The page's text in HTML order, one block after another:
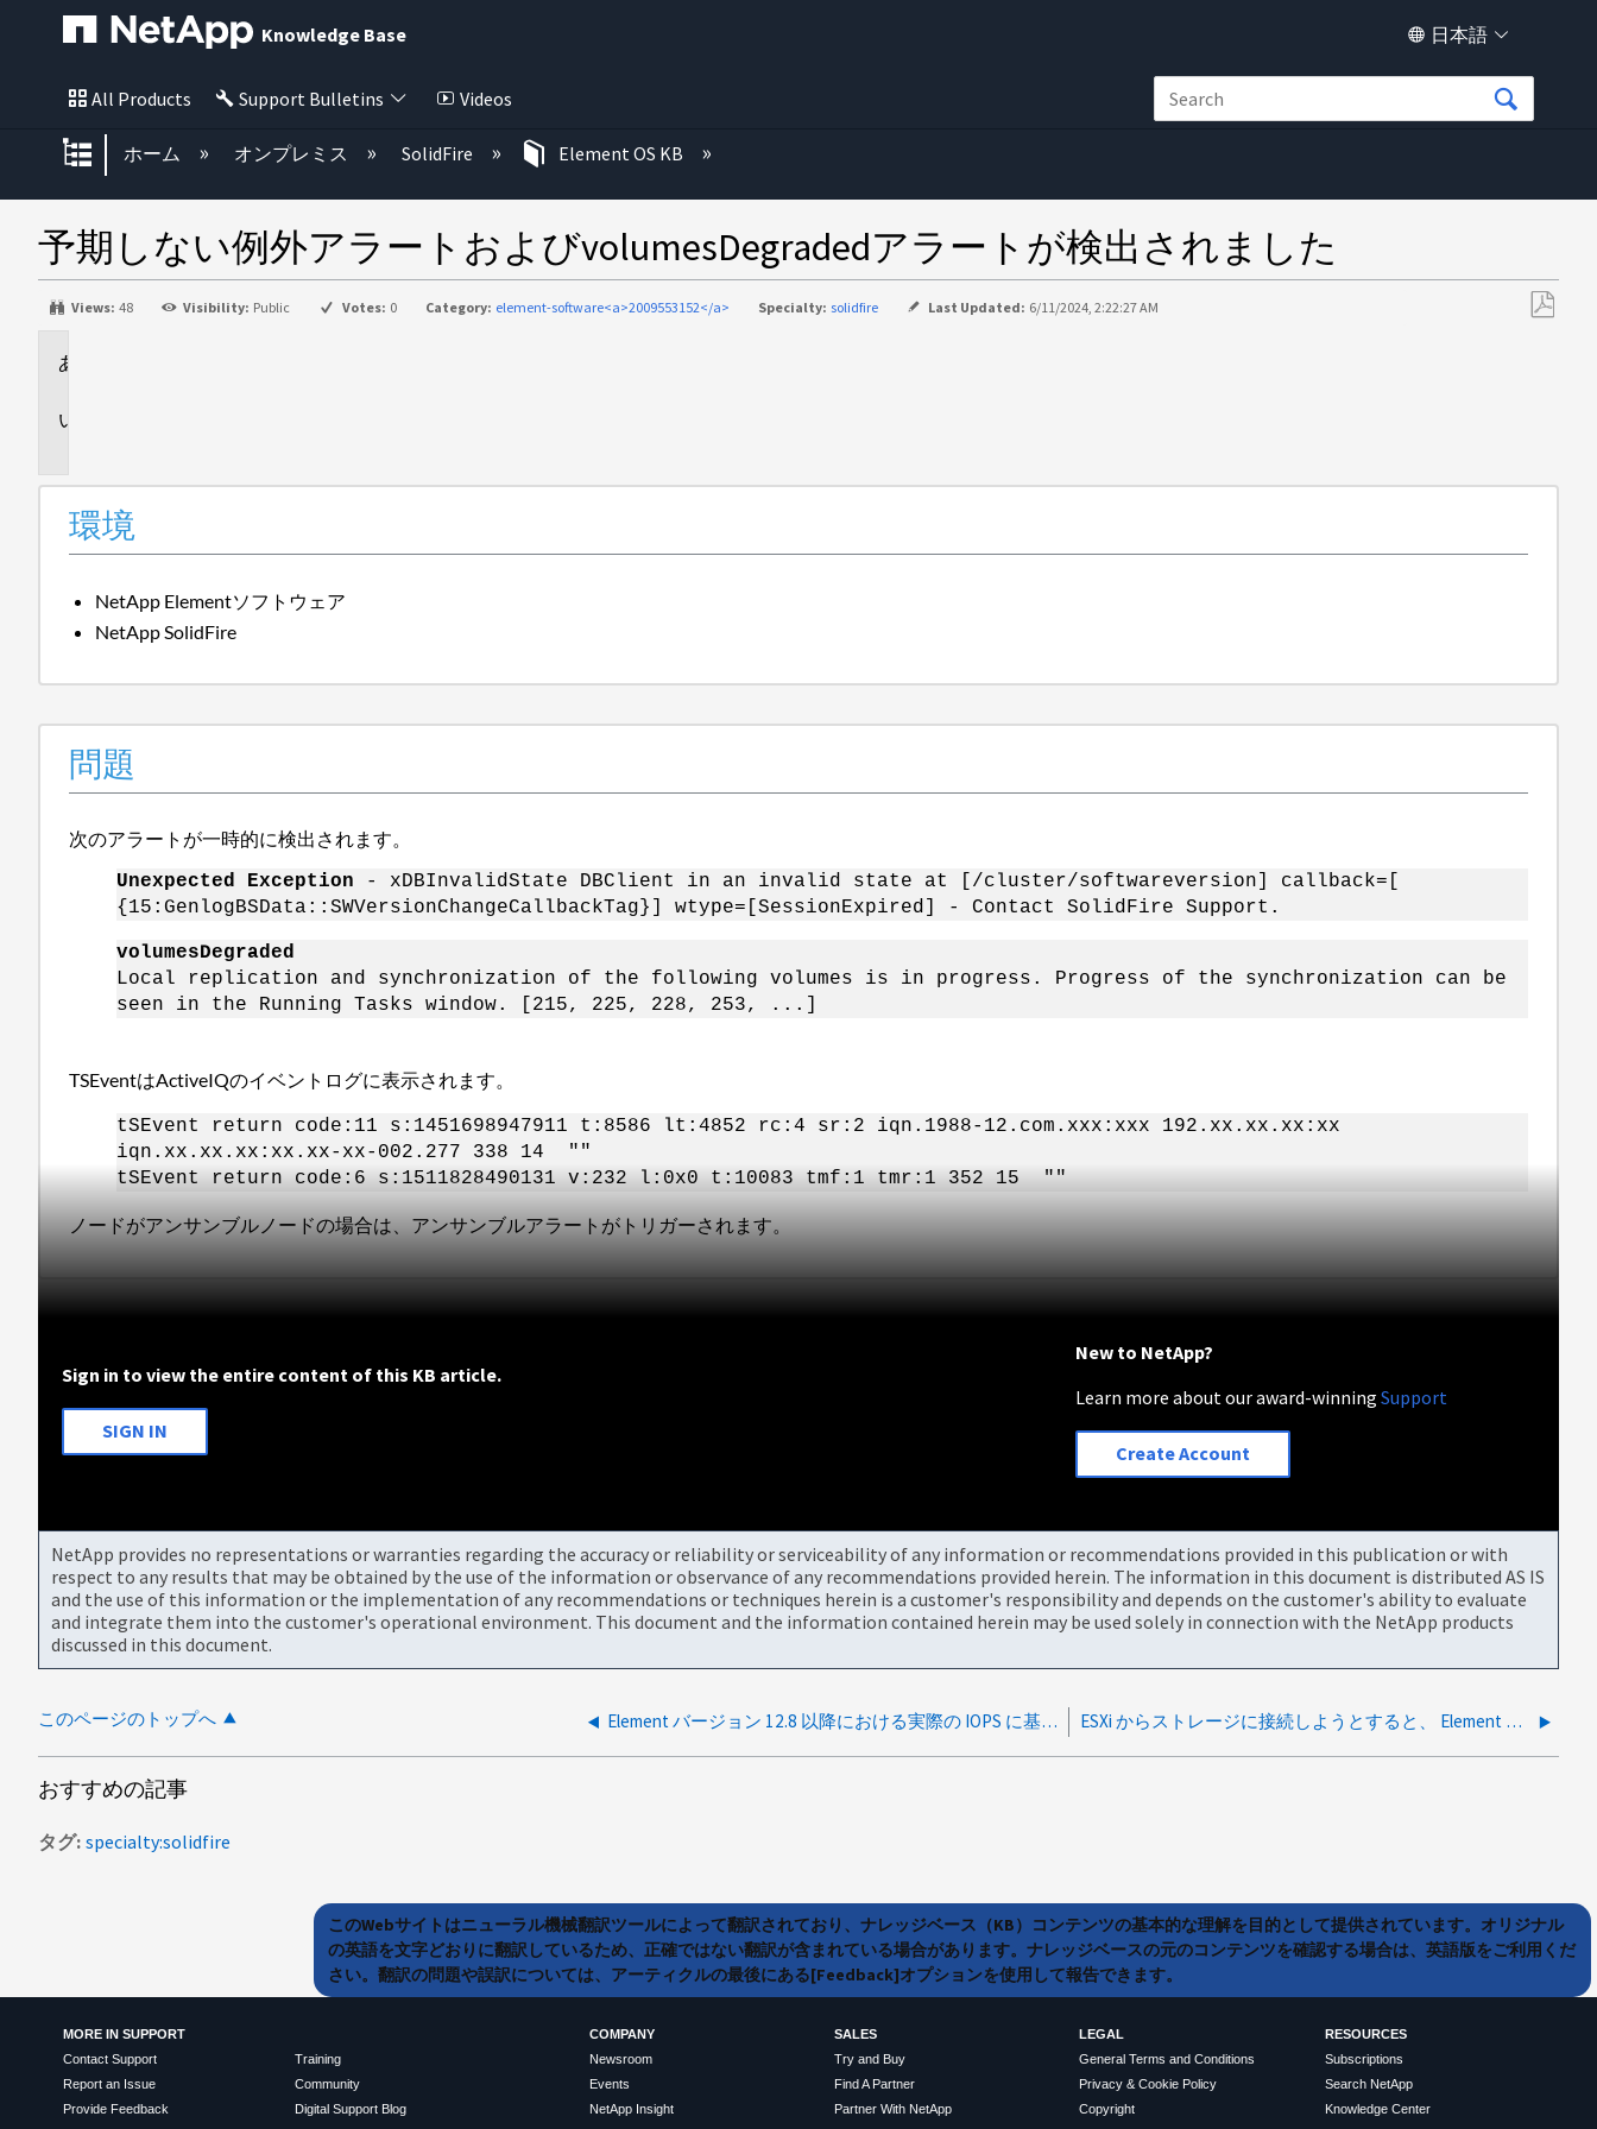
Knowledge Base 日本語
All Products Support Bulletins Videos
グローバル階層を展開/折りたたむ
ホーム オンプレミス SolidFire Element OS KB
予期しない例外アラートおよびvolumesDegradedアラートが検出されました
Views: 48 Visibility: Public Votes: 0 Category: element-software<a>2009553152</a> Specialty: solidfire Last Updated: 6/11/2024, 2:22:27 AM
環境
NetApp Elementソフトウェア
NetApp SolidFire
問題
次のアラートが一時的に検出されます。
Unexpected Exception - xDBInvalidState DBClient in an invalid state at [/cluster/softwareversion] callback=[
{15:GenlogBSData::SWVersionChangeCallbackTag}] wtype=[SessionExpired] - Contact SolidFire Support.
volumesDegraded
Local replication and synchronization of the following volumes is in progress. Progress of the synchronization can be
seen in the Running Tasks window. [215, 225, 228, 253, ...]
TSEventはActiveIQのイベントログに表示されます。
tSEvent return code:11 s:1451698947911 t:8586 lt:4852 rc:4 sr:2 iqn.1988-12.com.xxx:xxx 192.xx.xx.xx:xx
iqn.xx.xx.xx:xx.xx-xx-002.277 338 14 ""
tSEvent return code:6 s:1511828490131 v:232 l:0x0 t:10083 tmf:1 tmr:1 352 15 ""
ノードがアンサンブルノードの場合は、アンサンブルアラートがトリガーされます。
Sign in to view the entire content of this KB article.
SIGN IN
New to NetApp?
Learn more about our award-winningSupport
Create Account
NetApp provides no representations or warranties regarding the accuracy or reliability or serviceability of any information or recommendations provided in this publication or with
respect to any results that may be obtained by the use of the information or observance of any recommendations provided herein. The information in this document is distributed AS IS
and the use of this information or the implementation of any recommendations or techniques herein is a customer's responsibility and depends on the customer's ability to evaluate
and integrate them into the customer's operational environment. This document and the information contained herein may be used solely in connection with the NetApp products
discussed in this document.
このページのトップへ Element バージョン 12.8 以降における実際の IOPS に基づくノード利用率とロード バランシングの理解 ESXi からストレージに接続しようとすると、 Element ソフトウェアで「 Unknown CHAP Username 」という iSCSI イベントが発生します
おすすめの記事
タグ specialty:solidfire
このWebサイトはニューラル機械翻訳ツールによって翻訳されており、ナレッジベース（KB）コンテンツの基本的な理解を目的として提供されています。オリジナル
の英語を文字どおりに翻訳しているため、正確ではない翻訳が含まれている場合があります。ナレッジベースの元のコンテンツを確認する場合は、英語版をご利用くだ
さい。翻訳の問題や誤訳については、アーティクルの最後にある[Feedback]オプションを使用して報告できます。
MORE IN SUPPORT
Contact Support
Report an Issue
Provide Feedback
Training
Community
Digital Support Blog
COMPANY
Newsroom
Events
NetApp Insight
SALES
Try and Buy
Find A Partner
Partner With NetApp
LEGAL
General Terms and Conditions
Privacy & Cookie Policy
Copyright
RESOURCES
Subscriptions
Search NetApp
Knowledge Center